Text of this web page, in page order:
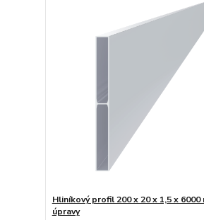
Hliníkový profil 200 x 20 x 1,5 x 6000
úpravy